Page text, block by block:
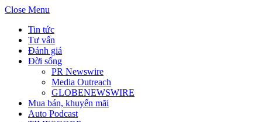
Close Menu
Tin tức
Tư vấn
Đánh giá
Đời sống
PR Newswire
Media Outreach
GLOBENEWSWIRE
Mua bán, khuyến mãi
Auto Podcast